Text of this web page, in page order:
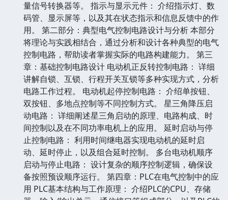
量信号转换器等。 指示与显示元件： 介绍指示灯、数
码管、显示屏等，以及其在状态指示和信息反馈中的作
用。 第二部分：典型电气控制电路设计与分析 本部分
将理论与实践相结合，通过分析和设计各种典型的电气
控制电路，帮助读者掌握实际的电路构建能力。 第三
章：基础控制电路设计 电动机正反转控制电路： 详细
讲解自锁、互锁、行程开关互锁等多种实现方式，分析
电路工作过程。 电动机起停控制电路： 介绍单按钮、
双按钮、多地点控制等不同控制方式。 星三角降压启
动电路： 详细阐述星三角启动的原理、电路构成、时
间控制以及在不同功率电机上的应用。 延时启动与停
止控制电路： 利用时间继电器实现电动机的延时启
动、延时停止，以及组合延时控制。 多台电动机顺序
启动与停止电路： 设计复杂的顺序控制逻辑，确保设
备按照预设顺序运行。 第四章：PLC在电气控制中的应
用 PLC基本结构与工作原理： 介绍PLC的CPU、存储